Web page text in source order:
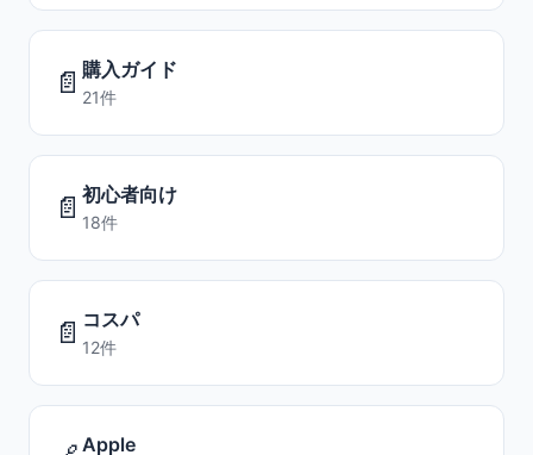
📄 購入ガイド
21件
📄 初心者向け
18件
📄 コスパ
12件
Apple